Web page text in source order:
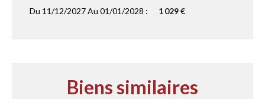
Du 11/12/2027 Au 01/01/2028 : 1 029 €
Biens similaires